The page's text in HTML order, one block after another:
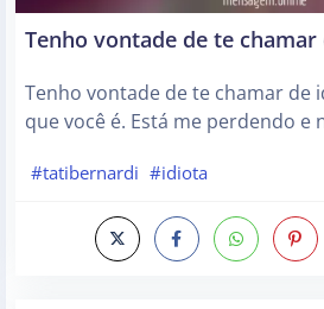
Tenho vontade de te
Tenho vontade de te chamar de
que você é. Está me perdendo e
#tatibernardi #idiota